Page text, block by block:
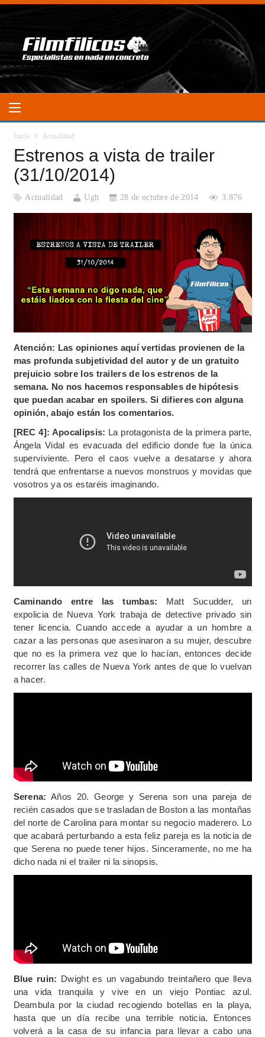
Inicio Actualidad
Estrenos a vista de trailer
(31/10/2014)
Actualidad Ugh 28 de octubre de 2014 3.876
Atención: Las opiniones aquí vertidas provienen de la
mas profunda subjetividad del autor y de un gratuito
prejuicio sobre los trailers de los estrenos de la
semana. No nos hacemos responsables de hipótesis
que puedan acabar en spoilers. Si difieres con alguna
opinión, abajo están los comentarios.
[REC 4]: Apocalipsis: La protagonista de la primera parte,
Ángela Vidal es evacuada del edificio donde fue la única
superviviente. Pero el caos vuelve a desatarse y ahora
tendrá que enfrentarse a nuevos monstruos y movidas que
vosotros ya os estaréis imaginando.
Caminando entre las tumbas: Matt Sucudder, un
expolicia de Nueva York trabaja de detective privado sin
tener licencia. Cuando accede a ayudar a un hombre a
cazar a las personas que asesinaron a su mujer, descubre
que no es la primera vez que lo hacían, entonces decide
recorrer las calles de Nueva York antes de que lo vuelvan
a hacer.
Serena: Años 20. George y Serena son una pareja de
recién casados que se trasladan de Boston a las montañas
del norte de Carolina para montar su negocio maderero. Lo
que acabará perturbando a esta feliz pareja es la noticia de
que Serena no puede tener hijos. Sinceramente, no me ha
dicho nada ni el trailer ni la sinopsis.
Blue ruin: Dwight es un vagabundo treintañero que lleva
una vida tranquila y vive en un viejo Pontiac azul.
Deambula por la ciudad recogiendo botellas en la playa,
hasta que un día recibe una terrible noticia. Entonces
volverá a la casa de su infancia para llevar a cabo una